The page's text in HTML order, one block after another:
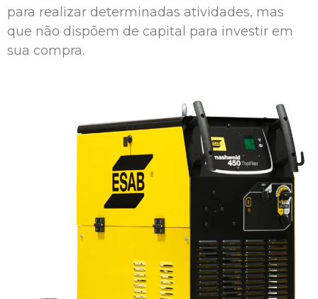
para realizar determinadas atividades, mas
que não dispõem de capital para investir em
sua compra.